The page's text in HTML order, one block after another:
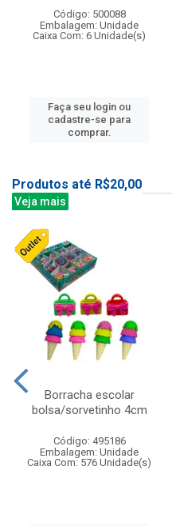
Código: 500088
Embalagem: Unidade
Caixa Com: 6 Unidade(s)
Faça seu login ou
cadastre-se para
comprar.
Produtos até R$20,00
Veja mais
Borracha escolar
bolsa/sorvetinho 4cm
Código: 495186
Embalagem: Unidade
Caixa Com: 576 Unidade(s)